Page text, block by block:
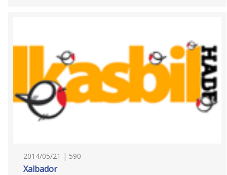
2014/05/21 | 590
Xalbador